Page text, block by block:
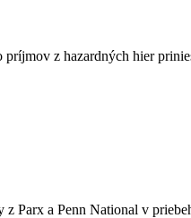
z hazardných hier
Parx a Penn National v